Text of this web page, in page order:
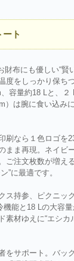
ト
布にも優しい“賢い
度をしっかり保ち
容量約18 Lと、２
）は腕に食い込み
刷なら１色ロゴを
まま再現。ネイビ
ご注文枚数が増え
”に最適です。
ス持参、ピクニッ
能と18 Lの大容
材ゆえに“エシカ
をサポート。バッ